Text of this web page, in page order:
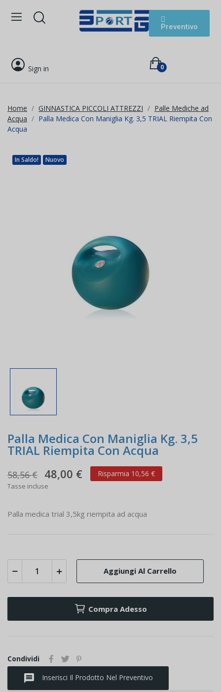
Preventivo
Sign in 0
Home GINNASTICA PICCOLI ATTREZZI
Palle Mediche ad
Acqua
Palla Medica Con Maniglia Kg. 3,5 TRIAL Riempita Con
Acqua
In Saldo! Nuovo
Palla Medica Con Maniglia Kg. 3,5
TRIAL Riempita Con Acqua
58,56 € 48,00 € Risparmia 10,56 €
Tasse incluse
Palla medica trial 3,5kg riempita ad acqua
Aggiungi Al Carrello
Compra Adesso
Condividi
message Inserisci Il Prodotto Nel Preventivo